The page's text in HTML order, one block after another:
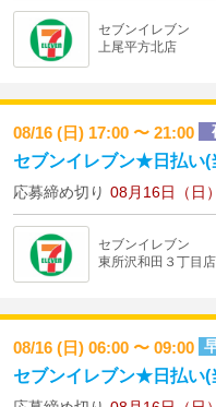
セブンイレブン
上尾平方北店
08/16 (日) 17:00 〜 21:00
セブンイレブン★日払い
応募締め切り 08月16日（日
セブンイレブン
東所沢和田３丁目店
08/16 (日) 06:00 〜 09:00
セブンイレブン★日払い